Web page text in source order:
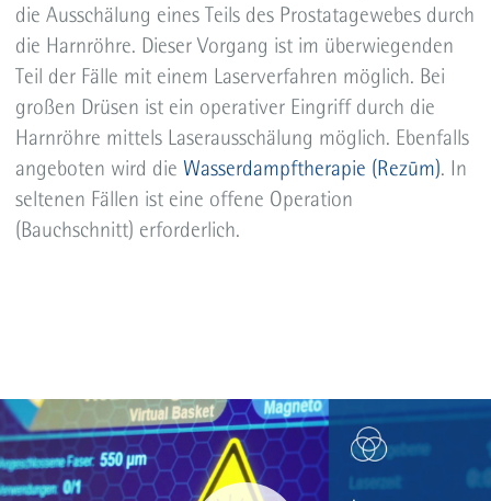
die Ausschälung eines Teils des Prostatagewebes durch
die Harnröhre. Dieser Vorgang ist im überwiegenden
Teil der Fälle mit einem Laserverfahren möglich. Bei
großen Drüsen ist ein operativer Eingriff durch die
Harnröhre mittels Laserausschälung möglich. Ebenfalls
angeboten wird die Wasserdampftherapie (Rezūm). In
seltenen Fällen ist eine offene Operation
(Bauchschnitt) erforderlich.